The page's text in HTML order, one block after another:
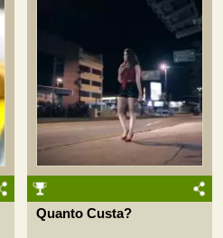
Quanto Custa?